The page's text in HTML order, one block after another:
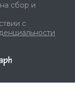
сбор и
с